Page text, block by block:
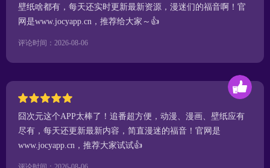
壁纸啥都有，每天还实时更新最新资源，漫迷们的福音啊！官
网是www.jocyapp.cn，推荐给大家～👍
评论时间：2026-08-06
囧次元这个APP太棒了！追番超方便，动漫、漫画、壁纸应有
尽有，每天还更新最新内容，简直漫迷的福音！官网是
www.jocyapp.cn，推荐大家试试👍